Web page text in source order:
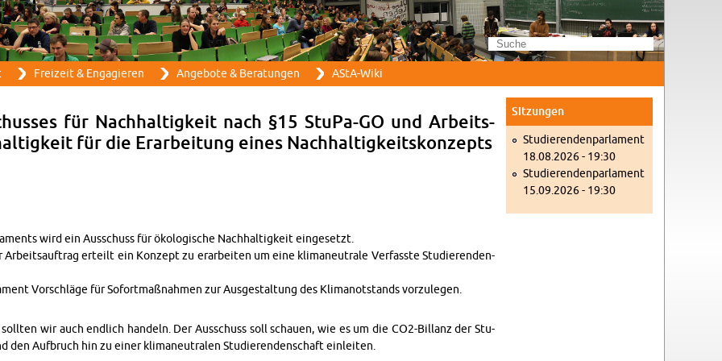
Direkt zum Inhalt
Frei­zeit & En­ga­gie­ren An­ge­bo­te & Be­ra­tun­gen AStA-Wi­ki
für Nach­hal­tig­keit nach §15 Stu­Pa-GO und Ar­beits­
für die Er­ar­bei­tung eines Nach­hal­tig­keits­kon­zepts
wird ein Aus­schuss für öko­lo­gi­sche Nach­hal­tig­keit ein­ge­setzt.
Ar­beits­auf­trag er­teilt ein Kon­zept zu er­ar­bei­ten um eine kli­ma­neu­tra­le Ver­fass­te Stu­die­ren­den­
Vor­schlä­ge für So­fort­maß­nah­men zur Aus­ge­stal­tung des Kli­ma­not­stands vor­zu­le­gen.
wir auch end­lich han­deln. Der Aus­schuss soll schau­en, wie es um die CO2-Bil­lanz der Stu­
den Auf­bruch hin zu einer kli­ma­neu­tra­len Stu­die­ren­den­schaft ein­lei­ten.
Sit­zun­gen
Stu­die­ren­den­par­la­ment
18.08.2026 - 19:30
Stu­die­ren­den­par­la­ment
15.09.2026 - 19:30